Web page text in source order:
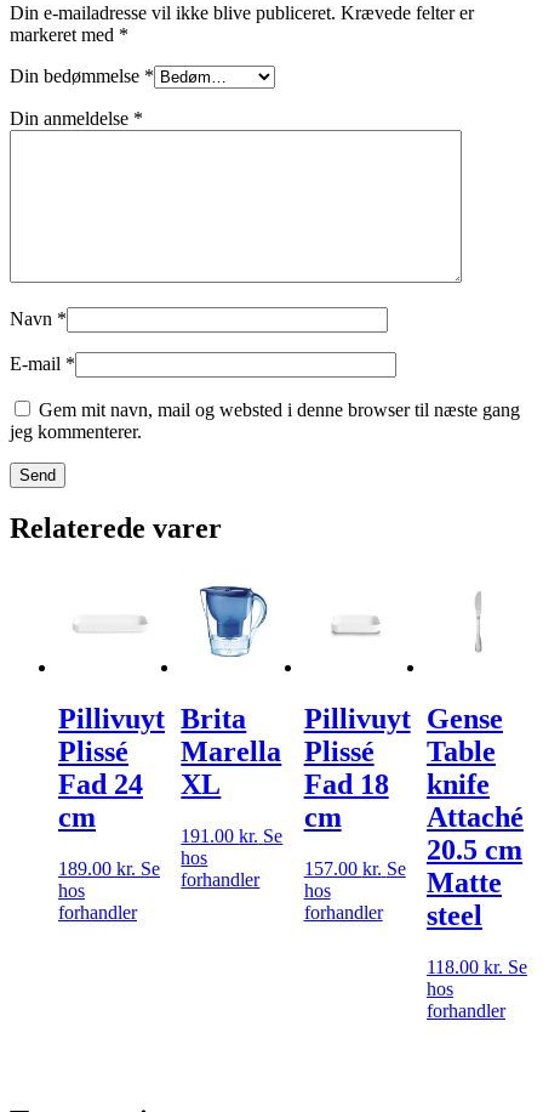
Din e-mailadresse vil ikke blive publiceret. Krævede felter er
markeret med *
Din bedømmelse *
Din anmeldelse *
Navn *
E-mail *
Gem mit navn, mail og websted i denne browser til næste gang
jeg kommenterer.
Relaterede varer
Pillivuyt
Plissé
Fad 24
cm
189.00 kr. Se
hos
forhandler
Brita
Marella
XL
191.00kr. Se
hos
forhandler
Pillivuyt
Plissé
Fad 18
cm
157.00 kr. Se
hos
forhandler
Gense
Table
knife
Attaché
20.5 cm
Matte
steel
118.00 kr. Se
hos
forhandler